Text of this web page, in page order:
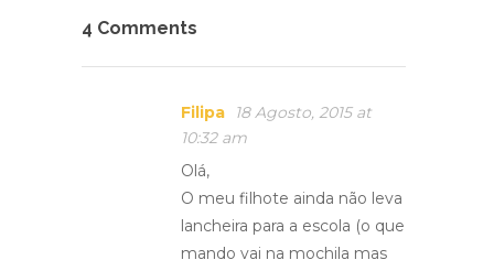
4 Comments
Filipa
18 Agosto, 2015 at
10:32 am
Olá,
O meu filhote ainda não leva
lancheira para a escola (o que
mando vai na mochila mas